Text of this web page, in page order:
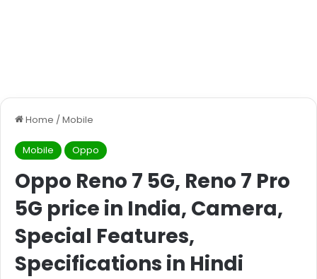
Home / Mobile
Mobile Oppo
Oppo Reno 7 5G, Reno 7 Pro
5G price in India, Camera,
Special Features,
Specifications in Hindi